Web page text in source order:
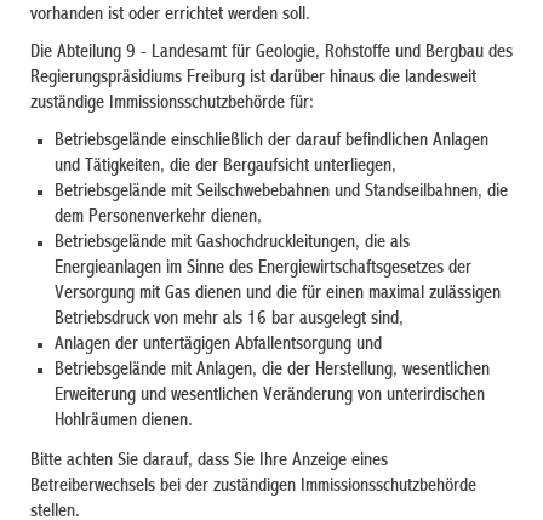
vorhanden ist oder errichtet werden soll.
Die Abteilung 9 - Landesamt für Geologie, Rohstoffe und Bergbau des
Regierungspräsidiums Freiburg ist darüber hinaus die landesweit
zuständige Immissionsschutzbehörde für:
Betriebsgelände einschließlich der darauf befindlichen Anlagen
und Tätigkeiten, die der Bergaufsicht unterliegen,
Betriebsgelände mit Seilschwebebahnen und Standseilbahnen, die
dem Personenverkehr dienen,
Betriebsgelände mit Gashochdruckleitungen, die als
Energieanlagen im Sinne des Energiewirtschaftsgesetzes der
Versorgung mit Gas dienen und die für einen maximal zulässigen
Betriebsdruck von mehr als 16 bar ausgelegt sind,
Anlagen der untertägigen Abfallentsorgung und
Betriebsgelände mit Anlagen, die der Herstellung, wesentlichen
Erweiterung und wesentlichen Veränderung von unterirdischen
Hohlräumen dienen.
Bitte achten Sie darauf, dass Sie Ihre Anzeige eines
Betreiberwechsels bei der zuständigen Immissionsschutzbehörde
stellen.